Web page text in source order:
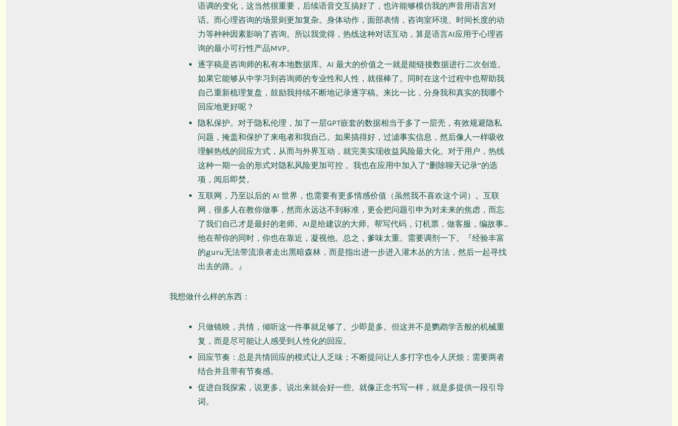
语调的变化，这当然很重要，后续语音交互搞好了，也许能够模仿我的声音用语言对
话。而心理咨询的场景则更加复杂。身体动作，面部表情，咨询室环境、时间长度的动
力等种种因素影响了咨询。所以我觉得，热线这种对话互动，算是语言AI应用于心理咨
询的最小可行性产品MVP。
逐字稿是咨询师的私有本地数据库。AI 最大的价值之一就是能链接数据进行二次创造。
如果它能够从中学习到咨询师的专业性和人性，就很棒了。同时在这个过程中也帮助我
自己重新梳理复盘，鼓励我持续不断地记录逐字稿。来比一比，分身我和真实的我哪个
回应地更好呢？
隐私保护。对于隐私伦理，加了一层GPT嵌套的数据相当于多了一层壳，有效规避隐私
问题，掩盖和保护了来电者和我自己。如果搞得好，过滤事实信息，然后像人一样吸收
理解热线的回应方式，从而与外界互动，就完美实现收益风险最大化。对于用户，热线
这种一期一会的形式对隐私风险更加可控 。我也在应用中加入了“删除聊天记录”的选
项，阅后即焚。
互联网，乃至以后的 AI 世界，也需要有更多情感价值（虽然我不喜欢这个词）。互联
网，很多人在教你做事，然而永远达不到标准，更会把问题引申为对未来的焦虑，而忘
了我们自己才是最好的老师。AI是给建议的大师。帮写代码，订机票，做客服，编故事…
他在帮你的同时，你也在靠近，凝视他。总之，爹味太重。需要调剂一下。『经验丰富
的guru无法带流浪者走出黑暗森林，而是指出进一步进入灌木丛的方法，然后一起寻找
出去的路。』
我想做什么样的东西：
只做镜映，共情，倾听这一件事就足够了。少即是多。但这并不是鹦鹉学舌般的机械重
复，而是尽可能让人感受到人性化的回应。
回应节奏：总是共情回应的模式让人乏味；不断提问让人多打字也令人厌烦；需要两者
结合并且带有节奏感。
促进自我探索，说更多。说出来就会好一些。就像正念书写一样，就是多提供一段引导
词。